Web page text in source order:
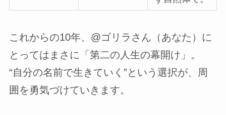
これからの10年、@ゴリラさん（あなた）に
とってはまさに「第二の人生の幕開け」。
“自分の名前で生きていく”という選択が、周
囲を勇気づけていきます。